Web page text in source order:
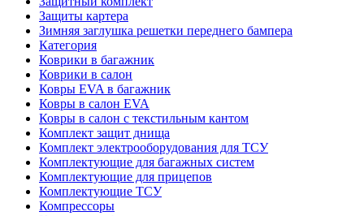
Защиты картера
Зимняя заглушка решетки переднего бампера
Категория
Коврики в багажник
Коврики в салон
Ковры EVA в багажник
Ковры в салон EVA
Ковры в салон с текстильным кантом
Комплект защит днища
Комплект электрооборудования для ТСУ
Комплектующие для багажных систем
Комплектующие для прицепов
Комплектующие ТСУ
Компрессоры